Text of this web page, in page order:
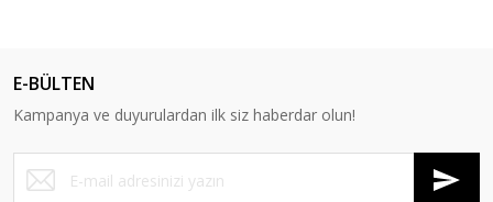
E-BÜLTEN
Kampanya ve duyurulardan ilk siz haberdar olun!